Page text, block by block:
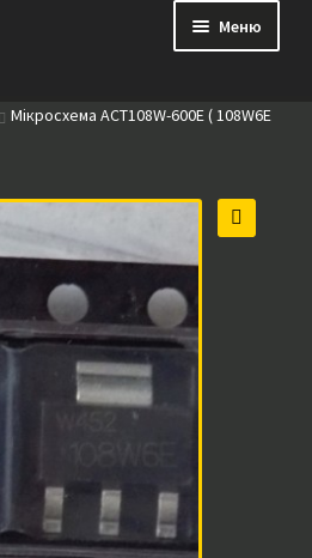
Меню
Каталог
Контакти
Прайс
Посилання
Мікросхема ACT108W-600E ( 108W6E